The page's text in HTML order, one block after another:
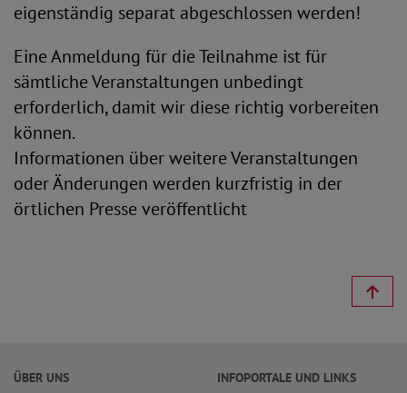
eigenständig separat abgeschlossen werden!
Eine Anmeldung für die Teilnahme ist für
sämtliche Veranstaltungen unbedingt
erforderlich, damit wir diese richtig vorbereiten
können.
Informationen über weitere Veranstaltungen
oder Änderungen werden kurzfristig in der
örtlichen Presse veröffentlicht
ÜBER UNS INFOPORTALE UND LINKS